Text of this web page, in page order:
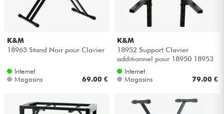
K&M
18963 Stand Noir pour Clavier
Internet
Magasins
69.00 €
K&M
18952 Support Clavier
additionnel pour 18950 18953
Internet
Magasins
79.00 €